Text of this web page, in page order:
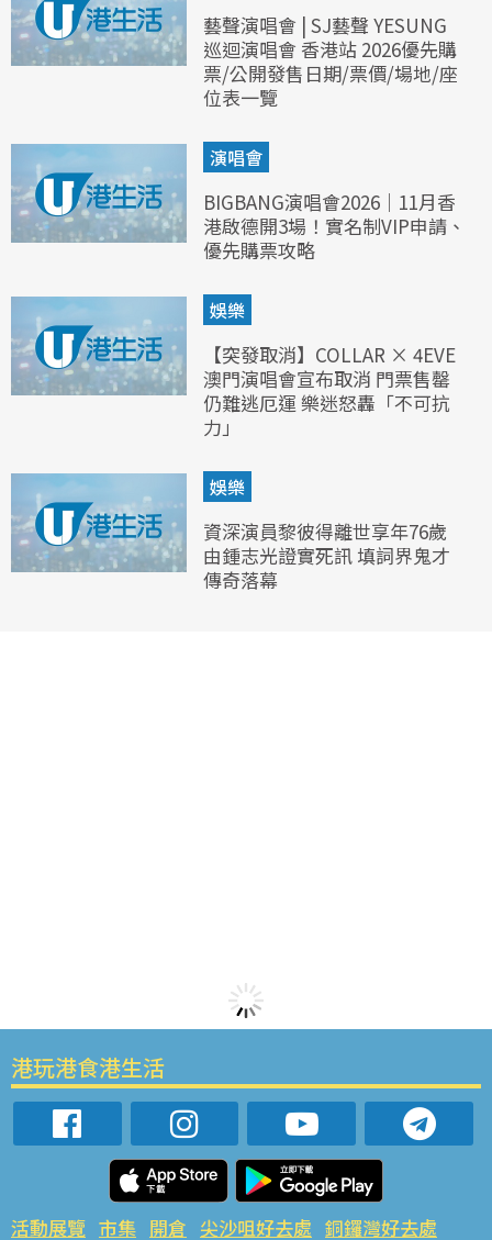
藝聲演唱會 | SJ藝聲 YESUNG
巡迴演唱會 香港站 2026優先購
票/公開發售日期/票價/場地/座
位表一覽
演唱會
BIGBANG演唱會2026｜11月香
港啟德開3場！實名制VIP申請、
優先購票攻略
娛樂
【突發取消】COLLAR × 4EVE
澳門演唱會宣布取消 門票售罄
仍難逃厄運 樂迷怒轟「不可抗
力」
娛樂
資深演員黎彼得離世享年76歲
由鍾志光證實死訊 填詞界鬼才
傳奇落幕
港玩港食港生活
活動展覽 市集 開倉 尖沙咀好去處 銅鑼灣好去處